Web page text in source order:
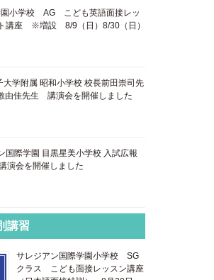
園小学校 AG こども英語面接レッ
講座 ※増設 8/9（日）8/30（日）
学附属 昭和小学校 校長前田崇司先
由佳先生 講演会を開催しました
国際学園 目黒星美小学校 入試広報
演会を開催しました
講習
サレジアン国際学園小学校 SG
クラス こども面接レッスン講座